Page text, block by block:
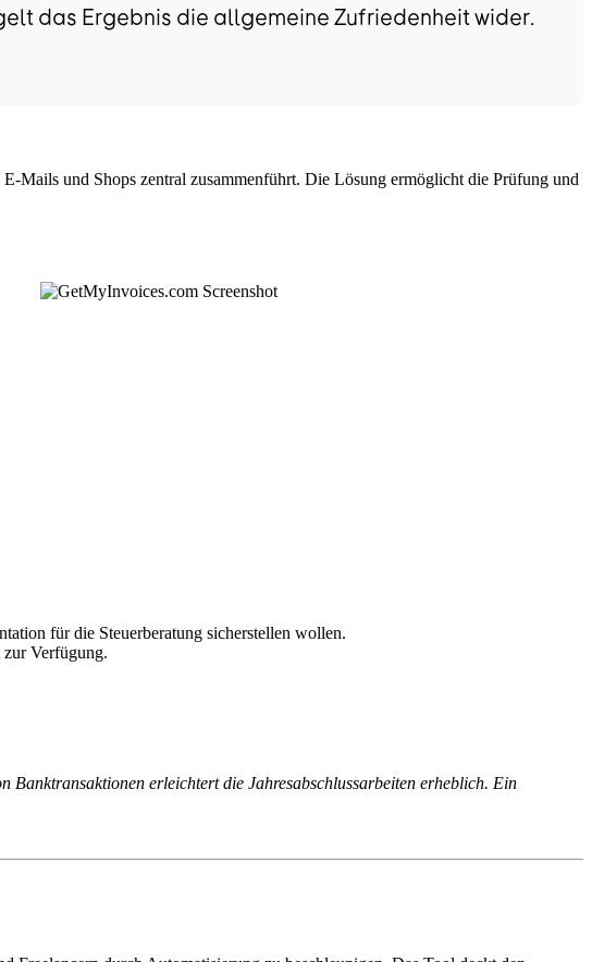
das Ergebnis die allgemeine Zufriedenheit wider.
Mails und Shops zentral zusammenführt. Die Lösung ermöglicht die Prüfung und
für die Steuerberatung sicherstellen wollen.
Verfügung.
Banktransaktionen erleichtert die Jahresabschlussarbeiten erheblich. Ein